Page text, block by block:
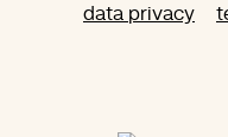
data privacy